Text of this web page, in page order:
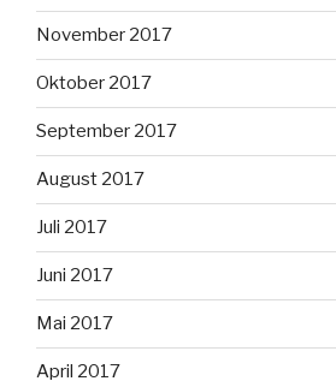
November 2017
Oktober 2017
September 2017
August 2017
Juli 2017
Juni 2017
Mai 2017
April 2017